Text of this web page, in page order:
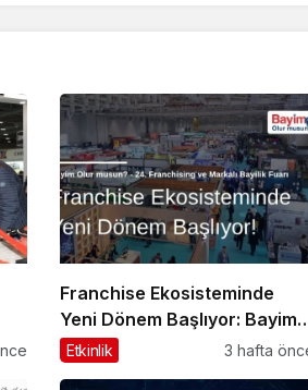
Franchise Ekosisteminde
Yeni Dönem Başlıyor: Bayim
Olur Musun? Fuarı 2026 İçin
Etkinlik 3 hafta